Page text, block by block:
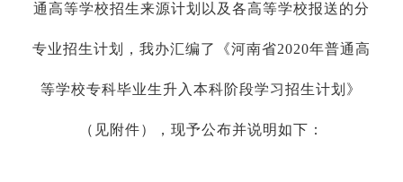
通高等学校招生来源计划以及各高等学校报送的分
专业招生计划，我办汇编了《河南省2020年普通高
等学校专科毕业生升入本科阶段学习招生计划》
（见附件），现予公布并说明如下：